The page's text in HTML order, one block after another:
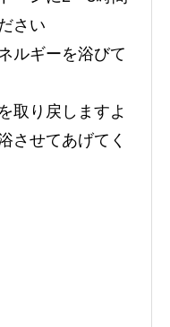
さい
ルギーを浴びて
取り戻しますよ
させてあげてく